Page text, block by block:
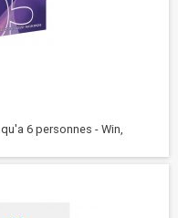
6 personnes - Win,